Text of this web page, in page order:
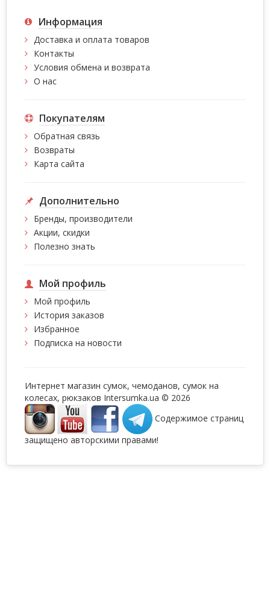
Информация
Доставка и оплата товаров
Контакты
Условия обмена и возврата
О нас
Покупателям
Обратная связь
Возвраты
Карта сайта
Дополнительно
Бренды, производители
Акции, скидки
Полезно знать
Мой профиль
Мой профиль
История заказов
Избранное
Подписка на новости
Интернет магазин сумок, чемоданов, сумок на
колесах, рюкзаков Intersumka.ua © 2026
Содержимое страниц
защищено авторскими правами!